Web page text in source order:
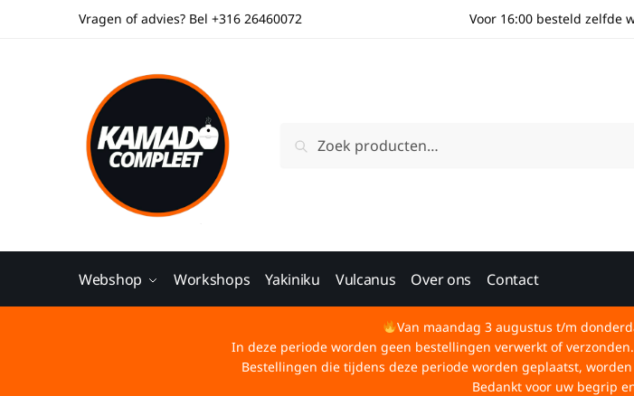
Vragen of advies? Bel +316 26460072 Voor 16:00 besteld zelfde
Zoeken
Webshop Workshops Yakiniku Vulcanus Over ons Contact
Van maandag 3 augustus t/m
In deze periode worden geen bestellingen verwerkt of
Bestellingen die tijdens deze periode worden geplaatst,
Bedankt voor uw begrip